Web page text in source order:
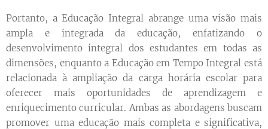
Portanto, a Educação Integral abrange uma visão mais
ampla e integrada da educação, enfatizando o
desenvolvimento integral dos estudantes em todas as
dimensões, enquanto a Educação em Tempo Integral está
relacionada à ampliação da carga horária escolar para
oferecer mais oportunidades de aprendizagem e
enriquecimento curricular. Ambas as abordagens buscam
promover uma educação mais completa e significativa,